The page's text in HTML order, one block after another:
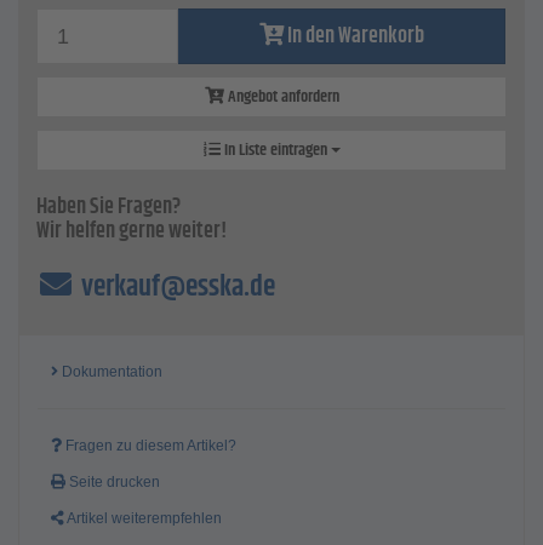
In den Warenkorb
Angebot anfordern
In Liste eintragen
Haben Sie Fragen?
Wir helfen gerne weiter!
verkauf@esska.de
Dokumentation
Fragen zu diesem Artikel?
Seite drucken
Artikel weiterempfehlen